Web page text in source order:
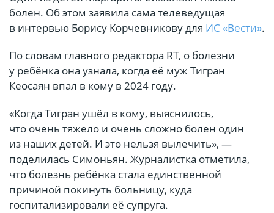
болен. Об этом заявила сама телеведущая
в интервью Борису Корчевникову для ИС «Вести».
По словам главного редактора RT, о болезни
у ребёнка она узнала, когда её муж Тигран
Кеосаян впал в кому в 2024 году.
«Когда Тигран ушёл в кому, выяснилось,
что очень тяжело и очень сложно болен один
из наших детей. И это нельзя вылечить», —
поделилась Симоньян. Журналистка отметила,
что болезнь ребёнка стала единственной
причиной покинуть больницу, куда
госпитализировали её супруга.